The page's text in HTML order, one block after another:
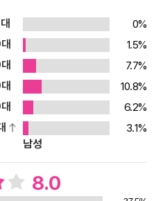
예능 PD였던 주철환이 이화여
밖에 없었던 운명적 대면의 순
시간이 아닌 그들의 힘겨웠던
의 비밀이다. 이 책에는 인생을
고난을 기회로 잡는 법, 수많은
우선순위를 가지는 법 등이 그들
누구도 예측할 수 없는 인생에서
찰력과 지혜는 우리 삶의 이정
에 아직 오지 않은 변화의 순간을
줄 한 수가 될 것이다. 여러 갈림
0%
1.5%
7.7%
10.8%
6.2%
3.1%
남성
8.0